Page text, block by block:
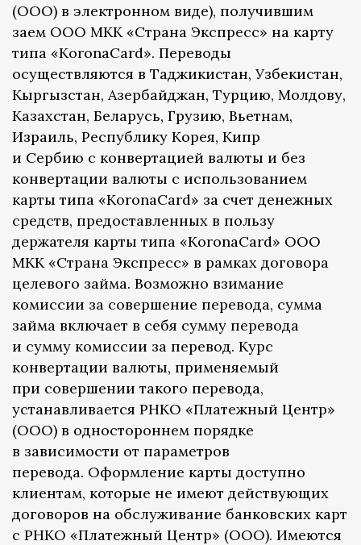
(ООО) в электронном виде), получившим
заем ООО МКК «Страна Экспресс» на карту
типа «KoronaCard». Переводы
осуществляются в Таджикистан, Узбекистан,
Кыргызстан, Азербайджан, Турцию, Молдову,
Казахстан, Беларусь, Грузию, Вьетнам,
Израиль, Республику Корея, Кипр
и Сербию с конвертацией валюты и без
конвертации валюты с использованием
карты типа «KoronaCard» за счет денежных
средств, предоставленных в пользу
держателя карты типа «KoronaCard» ООО
МКК «Страна Экспресс» в рамках договора
целевого займа. Возможно взимание
комиссии за совершение перевода, сумма
займа включает в себя сумму перевода
и сумму комиссии за перевод. Курс
конвертации валюты, применяемый
при совершении такого перевода,
устанавливается РНКО «Платежный Центр»
(ООО) в одностороннем порядке
в зависимости от параметров
перевода. Оформление карты доступно
клиентам, которые не имеют действующих
договоров на обслуживание банковских карт
с РНКО «Платежный Центр» (ООО). Имеются